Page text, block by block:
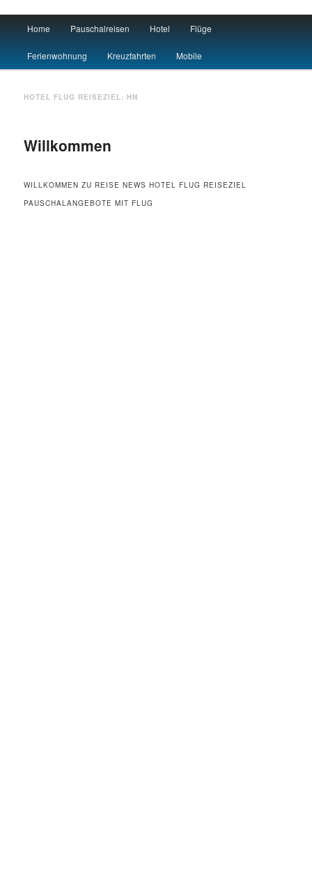
Urlaub
Skip to primary content
Skip to secondary content
Home Pauschalreisen Hotel Flüge
Ferienwohnung Kreuzfahrten Mobile
HOTEL FLUG REISEZIEL: HN
Willkommen
WILLKOMMEN ZU REISE NEWS HOTEL FLUG REISEZIEL
PAUSCHALANGEBOTE MIT FLUG